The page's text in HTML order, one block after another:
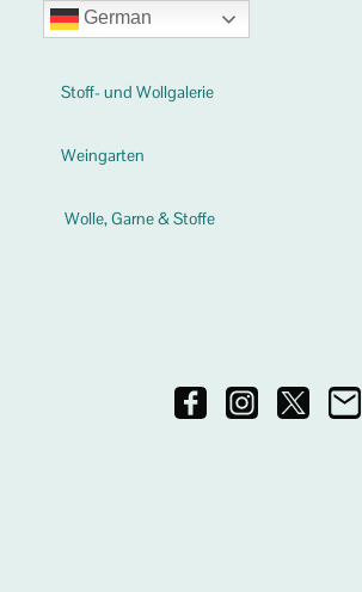
Stoff- und Wollgalerie
Weingarten
Wolle, Garne & Stoffe
German